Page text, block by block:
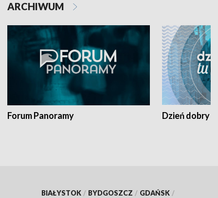
ARCHIWUM
Forum Panoramy Dzień dobry
BIAŁYSTOK / BYDGOSZCZ / GDAŃSK /